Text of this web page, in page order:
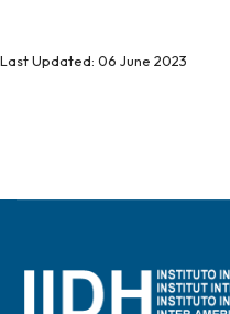
Last Updated: 06 June 2023